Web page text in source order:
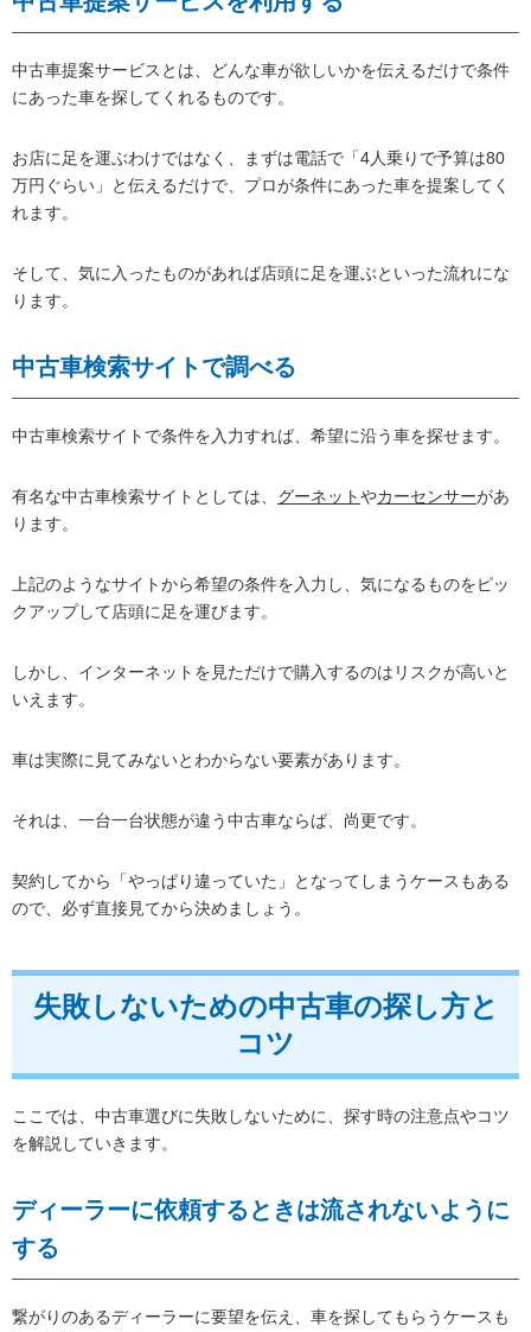
中古車提案サービスとは、どんな車が欲しいかを伝えるだけで条件
にあった車を探してくれるものです。
お店に足を運ぶわけではなく、まずは電話で「4人乗りで予算は80
万円ぐらい」と伝えるだけで、プロが条件にあった車を提案してく
れます。
そして、気に入ったものがあれば店頭に足を運ぶといった流れにな
ります。
中古車検索サイトで調べる
中古車検索サイトで条件を入力すれば、希望に沿う車を探せます。
有名な中古車検索サイトとしては、 グーネットやカーセンサーがあ
ります。
上記のようなサイトから希望の条件を入力し、気になるものをピッ
クアップして店頭に足を運びます。
しかし、インターネットを見ただけで購入するのはリスクが高いと
いえます。
車は実際に見てみないとわからない要素があります。
それは、一台一台状態が違う中古車ならば、尚更です。
契約してから「やっぱり違っていた」となってしまうケースもある
ので、必ず直接見てから決めましょう。
失敗しないための中古車の探し方と
コツ
ここでは、中古車選びに失敗しないために、探す時の注意点やコツ
を解説していきます。
ディーラーに依頼するときは流されないように
する
繋がりのあるディーラーに要望を伝え、車を探してもらうケースも